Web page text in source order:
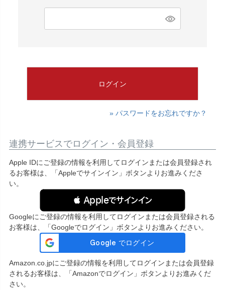
須)
ログイン
» パスワードをお忘れですか？
連携サービスでログイン・会員登録
Apple IDにご登録の情報を利用してログインまたは会員登録され
るお客様は、「Appleでサインイン」ボタンよりお進みくださ
い。
 Appleでサインイン
Googleにご登録の情報を利用してログインまたは会員登録される
お客様は、「Googleでログイン」ボタンよりお進みください。
Amazon.co.jpにご登録の情報を利用してログインまたは会員登録
されるお客様は、「Amazonでログイン」ボタンよりお進みくだ
さい。